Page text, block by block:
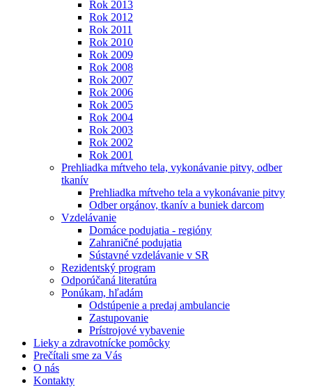
Rok 2013
Rok 2012
Rok 2011
Rok 2010
Rok 2009
Rok 2008
Rok 2007
Rok 2006
Rok 2005
Rok 2004
Rok 2003
Rok 2002
Rok 2001
Prehliadka mŕtveho tela, vykonávanie pitvy, odber
tkanív
Prehliadka mŕtveho tela a vykonávanie pitvy
Odber orgánov, tkanív a buniek darcom
Vzdelávanie
Domáce podujatia - regióny
Zahraničné podujatia
Sústavné vzdelávanie v SR
Rezidentský program
Odporúčaná literatúra
Ponúkam, hľadám
Odstúpenie a predaj ambulancie
Zastupovanie
Prístrojové vybavenie
Lieky a zdravotnícke pomôcky
Prečítali sme za Vás
O nás
Kontakty